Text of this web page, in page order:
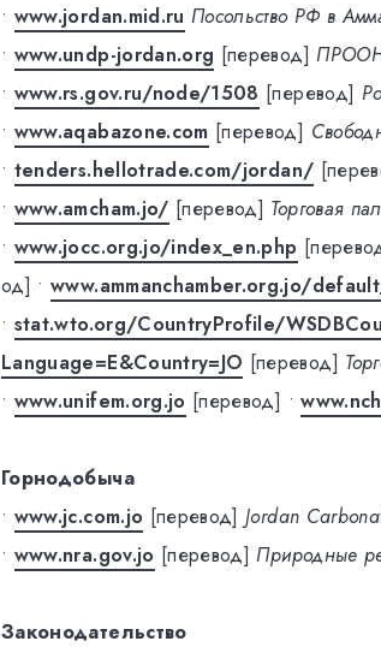
• www.jordan.mid.ru Посольство РФ в
• www.undp-jordan.org [перевод]
• www.rs.gov.ru/node/1508 [перевод]
• www.aqabazone.com [перевод]
• tenders.hellotrade.com/jordan/
• www.amcham.jo/ [перевод] Торговая
• www.jocc.org.jo/index_en.php
од] •www.ammanchamber.org.jo/
• stat.wto.org/CountryProfile/
Language=E&Country=JO [перевод]
• www.unifem.org.jo [перевод] •
Горнодобыча
• www.jc.com.jo [перевод] Jordan
• www.nra.gov.jo [перевод] Природные
Законодательство